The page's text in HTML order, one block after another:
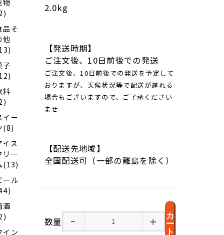
物
品そ
他
子
料
イー
(8)
イス
リー
(13)
ール
酒
イン
2.0kg
【発送時期】
ご注文後、10日前後での発送
ご注文後、10日前後での発送を予定して
おりますが、天候状況等で配送が遅れる
場合もございますので、ご了承ください
ませ
【配送先地域】
全国配送可（一部の離島を除く）
数量 − ＋
カ
ー
ト